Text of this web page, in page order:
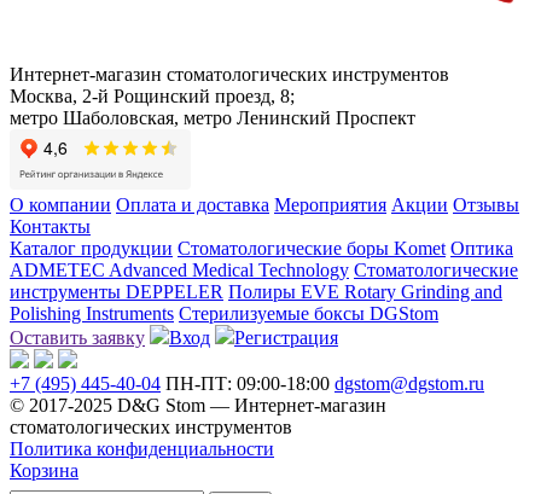
Интернет-магазин стоматологических инструментов
Москва, 2-й Рощинский проезд, 8;
метро Шаболовская, метро Ленинский Проспект
О компании Оплата и доставка Мероприятия Акции Отзывы
Контакты
Каталог продукции Стоматологические боры Komet Оптика
ADMETEC Advanced Medical Technology Стоматологические
инструменты DEPPELER Полиры EVE Rotary Grinding and
Polishing Instruments Стерилизуемые боксы DGStom
Оставить заявку
Вход Регистрация
+7 (495) 445-40-04 ПН-ПТ: 09:00-18:00 dgstom@dgstom.ru
© 2017-2025 D&G Stom — Интернет-магазин
стоматологических инструментов
Политика конфиденциальности
Корзина